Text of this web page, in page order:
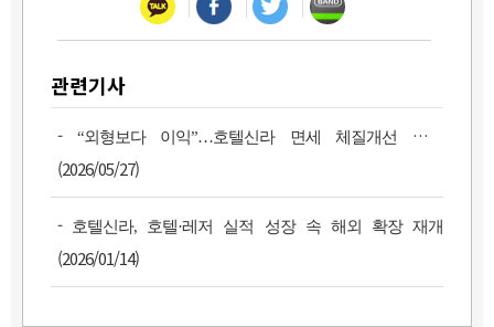
관련기사
- “외형보다 이익”…호텔신라 면세 체질개선 성과
(2026/05/27)
- 호텔신라, 호텔·레저 실적 성장 속 해외 확장 재개
(2026/01/14)